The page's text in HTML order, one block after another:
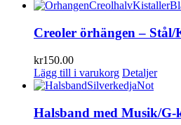
Creoler örhängen –
kr150.00
Lägg till i varukorg Detaljer
Halsband med Musik/